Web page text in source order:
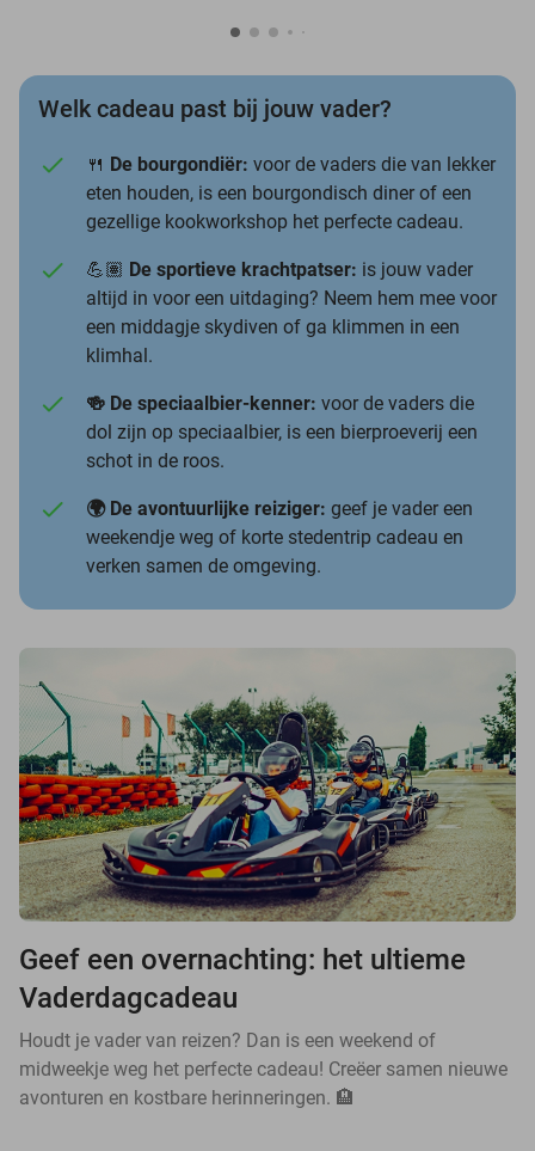
Welk cadeau past bij jouw vader?
🍴 De bourgondiër: voor de vaders die van lekker
eten houden, is een bourgondisch diner of een
gezellige kookworkshop het perfecte cadeau.
💪🏽 De sportieve krachtpatser: is jouw vader
altijd in voor een uitdaging? Neem hem mee voor
een middagje skydiven of ga klimmen in een
klimhal.
🍻 De speciaalbier-kenner: voor de vaders die
dol zijn op speciaalbier, is een bierproeverij een
schot in de roos.
🌍 De avontuurlijke reiziger: geef je vader een
weekendje weg of korte stedentrip cadeau en
verken samen de omgeving.
Geef een overnachting: het ultieme
Vaderdagcadeau
Houdt je vader van reizen? Dan is een weekend of
midweekje weg het perfecte cadeau! Creëer samen nieuwe
avonturen en kostbare herinneringen. 🏨